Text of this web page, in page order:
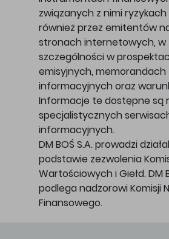
związanych z nimi
również przez emitentów
stronach internetowych, w
szczególności w
emisyjnych, memorandach
informacyjnych oraz
Informacje te dostępne są
specjalistycznych
informacyjnych.
DM BOŚ S.A. prowadzi
podstawie zezwolenia
Wartościowych i Giełd. DM
podlega nadzorowi Komisji
Finansowego.